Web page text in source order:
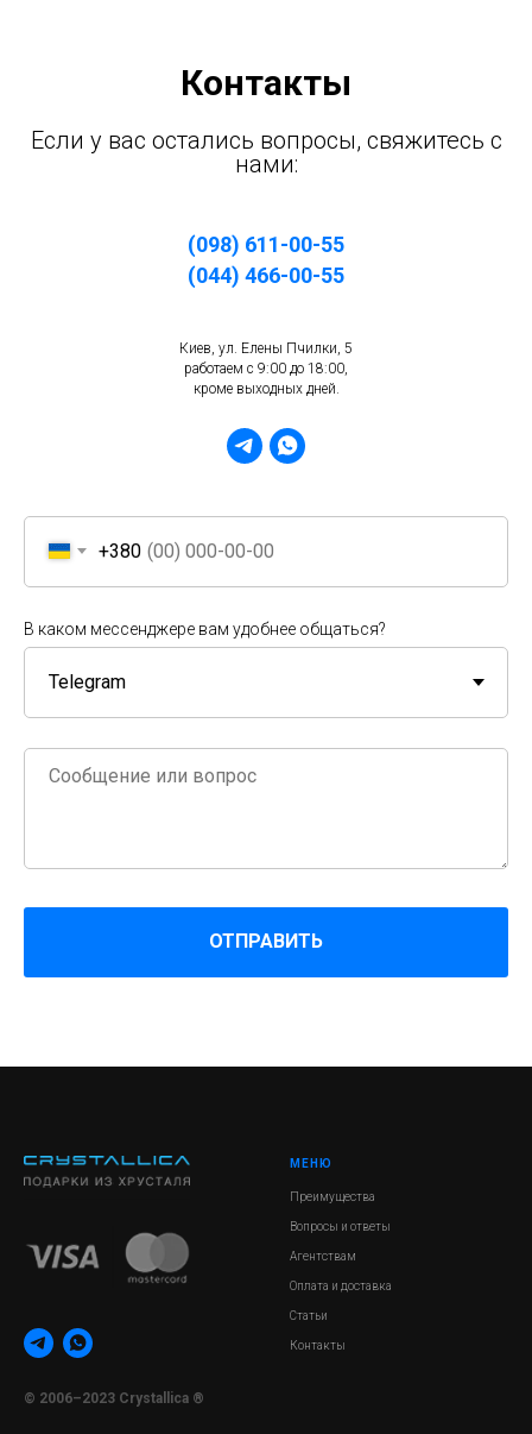
Контакты
Если у вас остались вопросы, свяжитесь с
нами:
(098) 611-00-55
(044) 466-00-55
Киев, ул. Елены Пчилки, 5
работаем с 9:00 до 18:00,
кроме выходных дней.
+380
В каком мессенджере вам удобнее общаться?
ОТПРАВИТЬ
© 2006–2023 Crystallica ®
МЕНЮ
Преимущества
Вопросы и ответы
Агентствам
Оплата и доставка
Статьи
Контакты